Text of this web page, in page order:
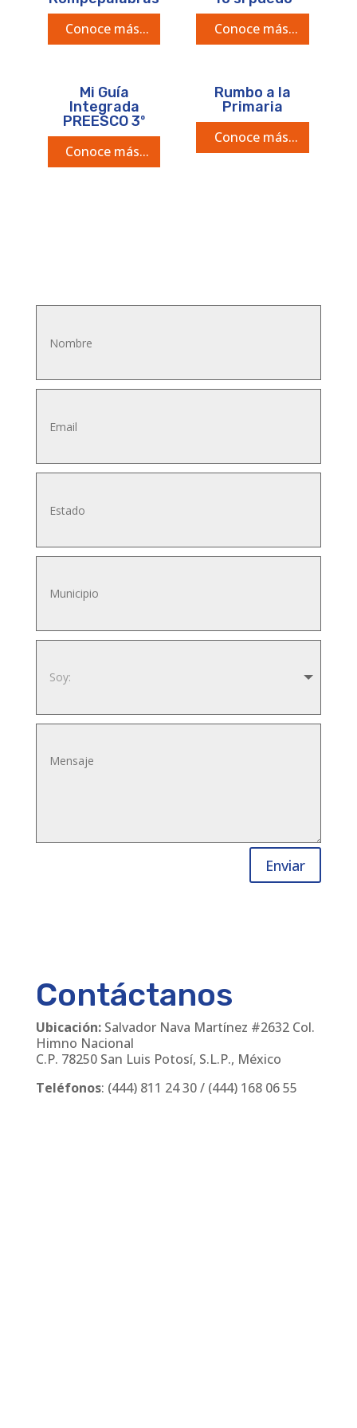
Conoce más...
Conoce más...
Mi Guía
Integrada
PREESCO 3º
Conoce más...
Rumbo a la
Primaria
Conoce más...
Enviar
Contáctanos
Ubicación:Salvador Nava Martínez #2632 Col.
Himno Nacional
C.P. 78250 San Luis Potosí, S.L.P., México
Teléfonos: (444) 811 24 30/ (444) 168 06 55